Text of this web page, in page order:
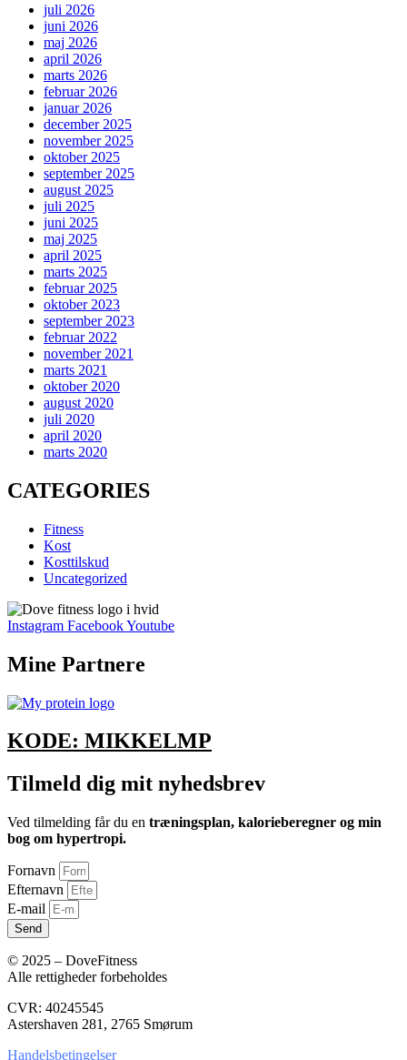
juli 2026
juni 2026
maj 2026
april 2026
marts 2026
februar 2026
januar 2026
december 2025
november 2025
oktober 2025
september 2025
august 2025
juli 2025
juni 2025
maj 2025
april 2025
marts 2025
februar 2025
oktober 2023
september 2023
februar 2022
november 2021
marts 2021
oktober 2020
august 2020
juli 2020
april 2020
marts 2020
CATEGORIES
Fitness
Kost
Kosttilskud
Uncategorized
Instagram FacebookYoutube
Mine Partnere
KODE: MIKKELMP
Tilmeld dig mit nyhedsbrev
Ved tilmelding får du en træningsplan, kalorieberegner og min
bog om hypertropi.
Fornavn
Efternavn
E-mail
Send
© 2025 – DoveFitness
Alle rettigheder forbeholdes
CVR: 40245545
Astershaven 281, 2765 Smørum
Handelsbetingelser